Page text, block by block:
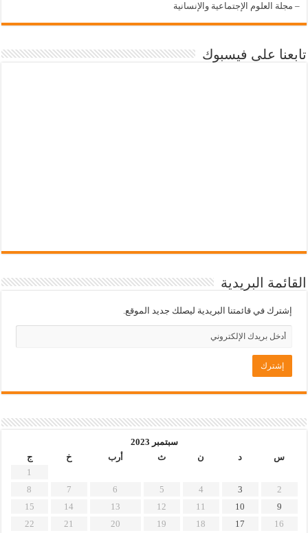
– مجلة العلوم الإجتماعية والإنسانية
تابعنا على فيسبوك
القائمة البريدية
إشترك في قائمتنا البريدية ليصلك جديد الموقع.
سبتمبر 2023
س
د ن ث أرب خ
ج
1
2
3
4
5
6
7
8
9
10
11
12
13
14
15
16
17
18
19
20
21
22